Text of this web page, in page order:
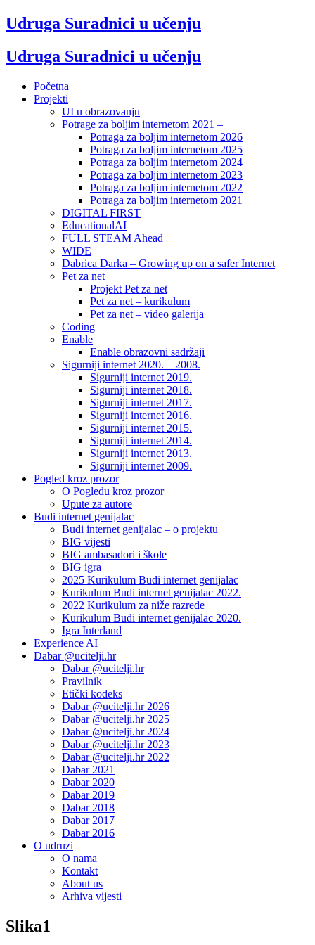
Udruga Suradnici u učenju
Udruga Suradnici u učenju
Početna
Projekti
UI u obrazovanju
Potrage za boljim internetom 2021 –
Potraga za boljim internetom 2026
Potraga za boljim internetom 2025
Potraga za boljim internetom 2024
Potraga za boljim internetom 2023
Potraga za boljim internetom 2022
Potraga za boljim internetom 2021
DIGITAL FIRST
EducationalAI
FULL STEAM Ahead
WIDE
Dabrica Darka – Growing up on a safer Internet
Pet za net
Projekt Pet za net
Pet za net – kurikulum
Pet za net – video galerija
Coding
Enable
Enable obrazovni sadržaji
Sigurniji internet 2020. – 2008.
Sigurniji internet 2019.
Sigurniji internet 2018.
Sigurniji internet 2017.
Sigurniji internet 2016.
Sigurniji internet 2015.
Sigurniji internet 2014.
Sigurniji internet 2013.
Sigurniji internet 2009.
Pogled kroz prozor
O Pogledu kroz prozor
Upute za autore
Budi internet genijalac
Budi internet genijalac – o projektu
BIG vijesti
BIG ambasadori i škole
BIG igra
2025 Kurikulum Budi internet genijalac
Kurikulum Budi internet genijalac 2022.
2022 Kurikulum za niže razrede
Kurikulum Budi internet genijalac 2020.
Igra Interland
Experience AI
Dabar @ucitelji.hr
Dabar @ucitelji.hr
Pravilnik
Etički kodeks
Dabar @ucitelji.hr 2026
Dabar @ucitelji.hr 2025
Dabar @ucitelji.hr 2024
Dabar @ucitelji.hr 2023
Dabar @ucitelji.hr 2022
Dabar 2021
Dabar 2020
Dabar 2019
Dabar 2018
Dabar 2017
Dabar 2016
O udruzi
O nama
Kontakt
About us
Arhiva vijesti
Slika1